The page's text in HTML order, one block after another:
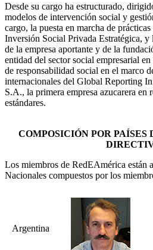
Desde su cargo ha estructurado,
modelos de intervención social y
cargo, la puesta en marcha de
Inversión Social Privada Estratégica, y
de la empresa aportante y de la
entidad del sector social empresarial
de responsabilidad social en el marco
internacionales del Global Reporting
S.A., la primera empresa azucarera en
estándares.
COMPOSICIÓN POR PAÍSES
Los miembros de RedEAmérica están
Nacionales compuestos por los
Argentina